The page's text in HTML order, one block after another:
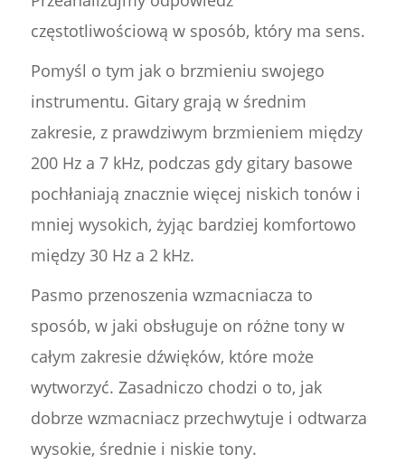
częstotliwościową w sposób, który ma sens.
Pomyśl o tym jak o brzmieniu swojego
instrumentu. Gitary grają w średnim
zakresie, z prawdziwym brzmieniem między
200 Hz a 7 kHz, podczas gdy gitary basowe
pochłaniają znacznie więcej niskich tonów i
mniej wysokich, żyjąc bardziej komfortowo
między 30 Hz a 2 kHz.
Pasmo przenoszenia wzmacniacza to
sposób, w jaki obsługuje on różne tony w
całym zakresie dźwięków, które może
wytworzyć. Zasadniczo chodzi o to, jak
dobrze wzmacniacz przechwytuje i odtwarza
wysokie, średnie i niskie tony.